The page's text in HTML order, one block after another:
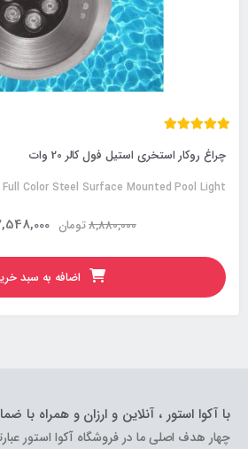
چراغ روکار استخری استیل فول کالر 20 وات
Full Color Steel Surface Mounted Pool Light
تومان8,880,000
7,548,000
اضافه به سبد خرید
با آکوا استور ، آنلاین و ارزان و همراه با
چهار هدف اصلی ما در فروشگاه آکوا استور